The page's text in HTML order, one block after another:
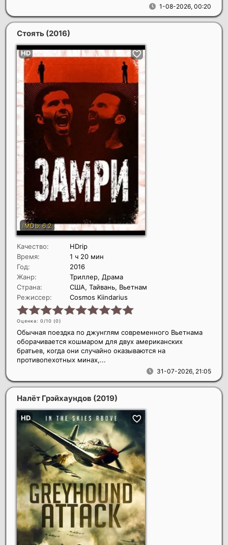
1-08-2026, 00:20
Стоять (2016)
Качество:
HDrip
Время:
1 ч 20 мин
Год:
2016
Жанр:
Триллер, Драма
Страна:
США, Тайвань, Вьетнам
Режиссер:
Cosmos Kiindarius
Оценка: 0/10 (0)
31-07-2026, 21:05
Обычная поездка по джунглям современного Вьетнама
оборачивается кошмаром для двух американских
братьев, когда они случайно оказываются на
противопехотных минах,...
Налёт Грэйхаундов (2019)